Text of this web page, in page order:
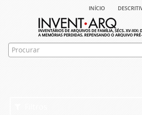
início